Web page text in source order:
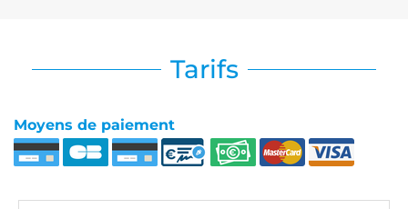
Tarifs
Moyens de paiement